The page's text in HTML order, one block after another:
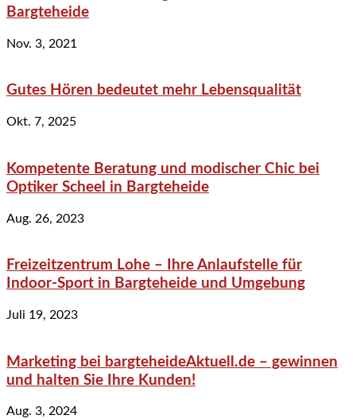
Bargteheide
Nov. 3, 2021
Gutes Hören bedeutet mehr Lebensqualität
Okt. 7, 2025
Kompetente Beratung und modischer Chic bei
Optiker Scheel in Bargteheide
Aug. 26, 2023
Freizeitzentrum Lohe – Ihre Anlaufstelle für
Indoor-Sport in Bargteheide und Umgebung
Juli 19, 2023
Marketing bei bargteheideAktuell.de – gewinnen
und halten Sie Ihre Kunden!
Aug. 3, 2024